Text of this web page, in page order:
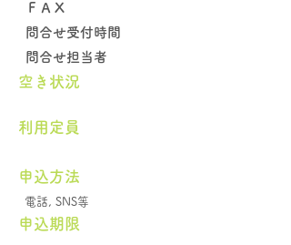
​ＦＡＸ
問合せ受付時間
問合せ担当者
空き状況
​利用定員
申込方法
電話, SNS等
申込期限